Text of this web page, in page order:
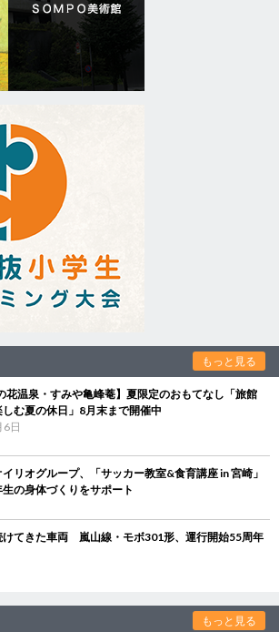
もっと見る
花温泉・すみや亀峰菴】夏限定のおもてなし「旅館
しむ夏の休日」8月末まで開催中
日
リオグループ、「サッカー教室&食育講座 in 宮崎」
の身体づくりをサポート
けてきた車両 嵐山線・モボ301形、運行開始55周年
もっと見る